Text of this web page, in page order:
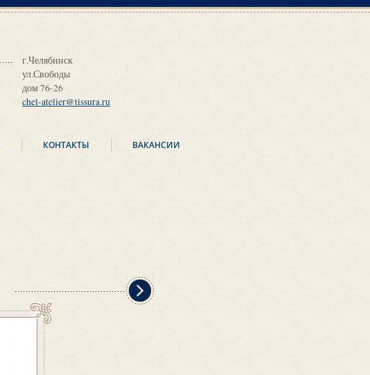
г.Челябинск
ул.Свободы
дом 76-26
chel-atelier@tissura.ru
КОНТАКТЫ ВАКАНСИИ